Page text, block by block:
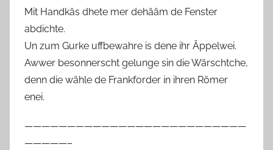
Mit Handkäs dhete mer dehääm de Fenster
abdichte.
Un zum Gurke uffbewahre is dene ihr Äppelwei.
Awwer besonnerscht gelunge sin die Wärschtche,
denn die wähle de Frankforder in ihren Römer
enei.
——————————————————————————
—————–